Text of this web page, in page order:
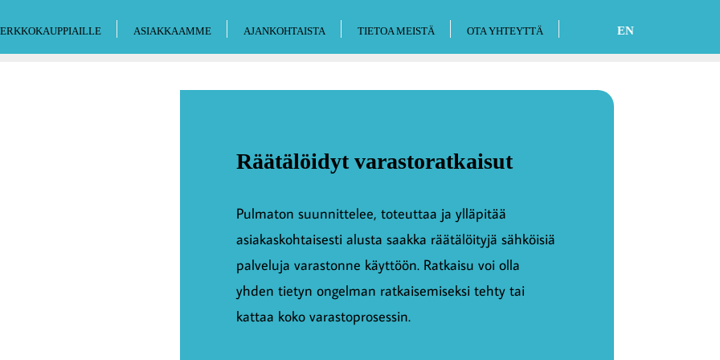
ASIAKKAAMME AJANKOHTAISTA TIETOA MEISTÄ OTA YHTEYTTÄ EN
Räätälöidyt varastoratkaisut
Pulmaton suunnittelee, toteuttaa ja ylläpitää
asiakaskohtaisesti alusta saakka räätälöityjä sähköisiä
palveluja varastonne käyttöön. Ratkaisu voi olla
yhden tietyn ongelman ratkaisemiseksi tehty tai
kattaa koko varastoprosessin.